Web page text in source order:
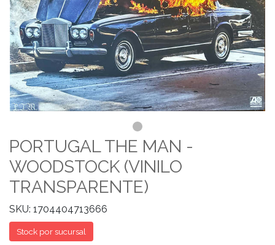
PORTUGAL THE MAN -
WOODSTOCK (VINILO
TRANSPARENTE)
SKU: 1704404713666
Stock por sucursal